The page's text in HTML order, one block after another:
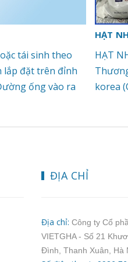
tái sinh theo
lắp đặt trên đỉnh
ống vào ra
34 6 m³/h Để
HẠT
HẠT
korea
ĐỊA CHỈ
Địa chỉ: Công ty Cổ
VIETGHA - Số 21
Đình, Thanh Xuân, Hà